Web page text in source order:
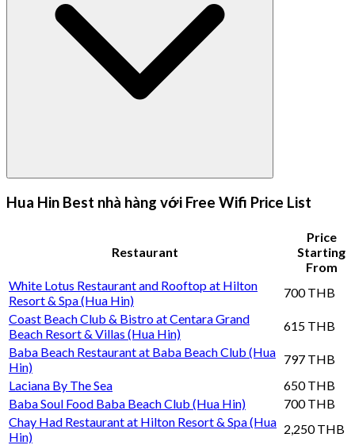
Hua Hin Best nhà hàng với Free Wifi Price List
Restaurant
Price
Starting
From
White Lotus Restaurant and Rooftop at Hilton
Resort & Spa (Hua Hin)
700 THB
Coast Beach Club & Bistro at Centara Grand
Beach Resort & Villas (Hua Hin)
615 THB
Baba Beach Restaurant at Baba Beach Club (Hua
Hin)
797 THB
Laciana By The Sea
650 THB
Baba Soul Food Baba Beach Club (Hua Hin)
700 THB
Chay Had Restaurant at Hilton Resort & Spa (Hua
Hin)
2,250 THB